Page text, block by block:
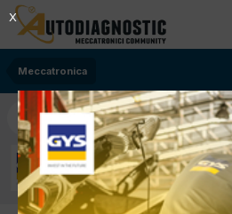
Meccatronica
X